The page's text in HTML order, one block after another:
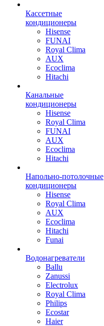
Кассетные
кондиционеры
Hisense
FUNAI
Royal Clima
AUX
Ecoclima
Hitachi
Канальные
кондиционеры
Hisense
Royal Clima
FUNAI
AUX
Ecoclima
Hitachi
Напольно-потолочные
кондиционеры
Hisense
Royal Clima
AUX
Ecoclima
Hitachi
Funai
Водонагреватели
Ballu
Zanussi
Electrolux
Royal Clima
Philips
Ecostar
Haier